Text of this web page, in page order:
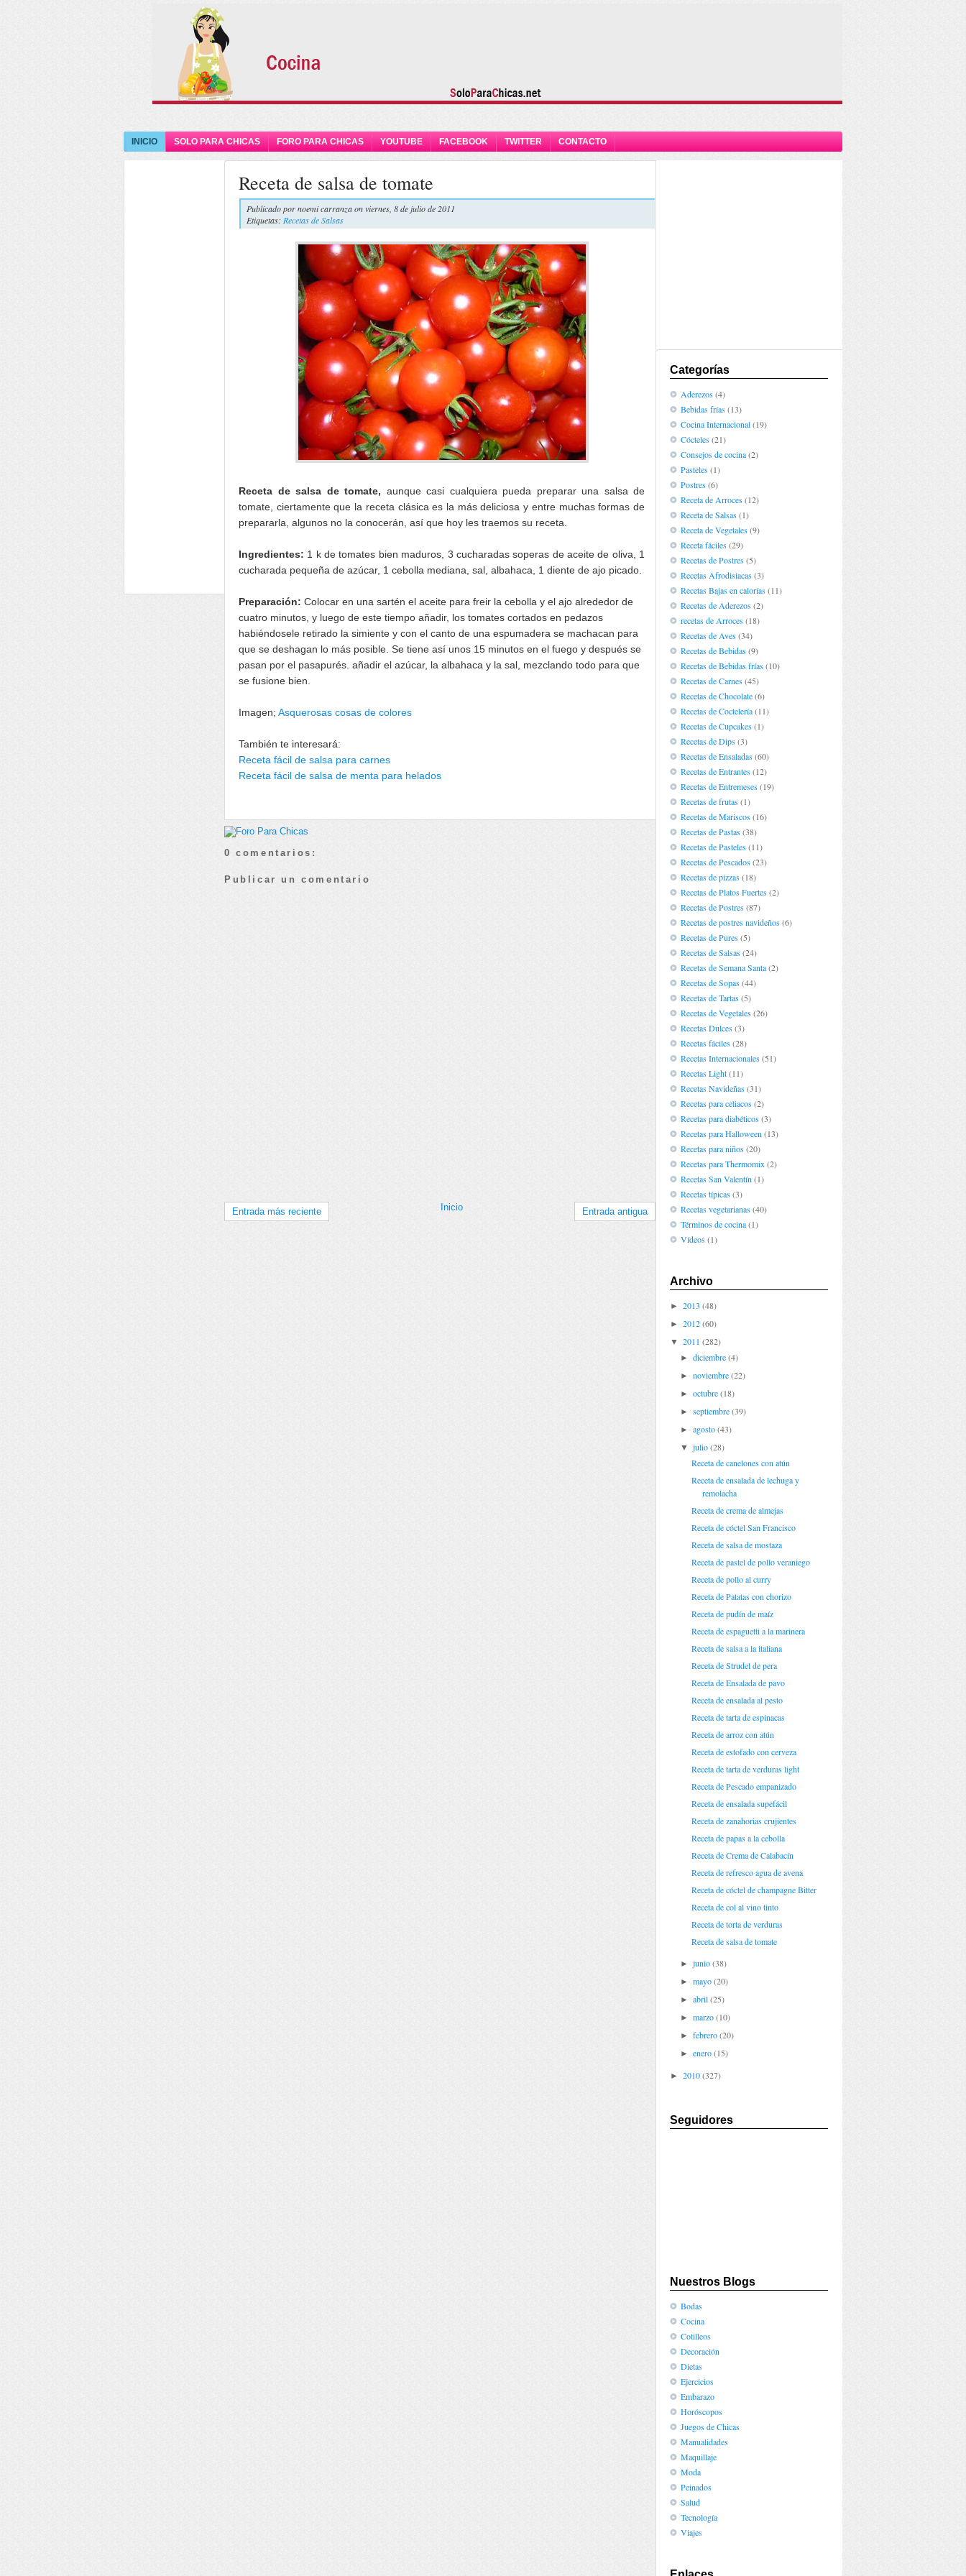
INICIO SOLO PARA CHICAS FORO PARA CHICAS YOUTUBE FACEBOOK TWITTER CONTACTO
Receta de salsa de tomate
Publicado pornoemi carranzaon viernes, 8 de julio de 2011
Etiquetas: Recetas de Salsas
Receta de salsa de tomate, aunque casi cualquiera pueda preparar una salsa de
tomate, ciertamente que la receta clásica es la más deliciosa y entre muchas formas de
prepararla, algunos no la conocerán, así que hoy les traemos su receta.
Ingredientes: 1 k de tomates bien maduros, 3 cucharadas soperas de aceite de oliva, 1
cucharada pequeña de azúcar, 1 cebolla mediana, sal, albahaca, 1 diente de ajo picado.
Preparación: Colocar en una sartén el aceite para freir la cebolla y el ajo alrededor de
cuatro minutos, y luego de este tiempo añadir, los tomates cortados en pedazos
habiéndosele retirado la simiente y con el canto de una espumadera se machacan para
que se deshagan lo más posible. Se tiene así unos 15 minutos en el fuego y después se
pasan por el pasapurés. añadir el azúcar, la albahaca y la sal, mezclando todo para que
se fusione bien.
Imagen; Asquerosas cosas de colores
También te interesará:
Receta fácil de salsa para carnes
Receta fácil de salsa de menta para helados
0 comentarios:
Publicar un comentario
Entrada más reciente Entrada antigua
Inicio
Categorías
Aderezos(4)
Bebidas frías(13)
Cocina Internacional(19)
Cócteles(21)
Consejos de cocina(2)
Pasteles(1)
Postres(6)
Receta de Arroces(12)
Receta de Salsas(1)
Receta de Vegetales(9)
Receta fáciles(29)
Recetas de Postres(5)
Recetas Afrodisiacas(3)
Recetas Bajas en calorías(11)
Recetas de Aderezos(2)
recetas de Arroces(18)
Recetas de Aves(34)
Recetas de Bebidas(9)
Recetas de Bebidas frías(10)
Recetas de Carnes(45)
Recetas de Chocolate(6)
Recetas de Coctelería(11)
Recetas de Cupcakes(1)
Recetas de Dips(3)
Recetas de Ensaladas(60)
Recetas de Entrantes(12)
Recetas de Entremeses(19)
Recetas de frutas(1)
Recetas de Mariscos(16)
Recetas de Pastas(38)
Recetas de Pasteles(11)
Recetas de Pescados(23)
Recetas de pizzas(18)
Recetas de Platos Fuertes(2)
Recetas de Postres(87)
Recetas de postres navideños(6)
Recetas de Pures(5)
Recetas de Salsas(24)
Recetas de Semana Santa(2)
Recetas de Sopas(44)
Recetas de Tartas(5)
Recetas de Vegetales(26)
Recetas Dulces(3)
Recetas fáciles(28)
Recetas Internacionales(51)
Recetas Light(11)
Recetas Navideñas(31)
Recetas para celiacos(2)
Recetas para diabéticos(3)
Recetas para Halloween (13)
Recetas para niños(20)
Recetas para Thermomix (2)
Recetas San Valentín (1)
Recetas típicas(3)
Recetas vegetarianas(40)
Términos de cocina(1)
Vídeos(1)
Archivo
► 2013 (48)
► 2012(60)
▼ 2011 (282)
►diciembre (4)
►noviembre (22)
►octubre (18)
►septiembre (39)
►agosto (43)
▼julio (28)
Receta de canelones con atún
Receta de ensalada de lechuga y
remolacha
Receta de crema de almejas
Receta de cóctel San Francisco
Receta de salsa de mostaza
Receta de pastel de pollo veraniego
Receta de pollo al curry
Receta de Patatas con chorizo
Receta de pudín de maíz
Receta de espaguetti a la marinera
Receta de salsa a la italiana
Receta de Strudel de pera
Receta de Ensalada de pavo
Receta de ensalada al pesto
Receta de tarta de espinacas
Receta de arroz con atún
Receta de estofado con cerveza
Receta de tarta de verduras light
Receta de Pescado empanizado
Receta de ensalada supefácil
Receta de zanahorias crujientes
Receta de papas a la cebolla
Receta de Crema de Calabacín
Receta de refresco agua de avena
Receta de cóctel de champagne Bitter
Receta de col al vino tinto
Receta de torta de verduras
Receta de salsa de tomate
►junio (38)
►mayo (20)
►abril (25)
►marzo (10)
►febrero (20)
►enero (15)
► 2010(327)
Seguidores
Nuestros Blogs
Bodas
Cocina
Cotilleos
Decoración
Dietas
Ejercicios
Embarazo
Horóscopos
Juegos de Chicas
Manualidades
Maquillaje
Moda
Peinados
Salud
Tecnología
Viajes